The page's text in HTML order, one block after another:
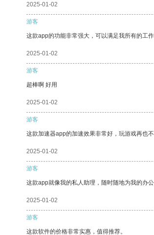
2025-01-02
游客
这款app的功能非常强大，可以满足我所有的工
2025-01-02
游客
超棒啊 好用
2025-01-02
游客
这款加速器app的加速效果非常好，玩游戏再也
2025-01-02
游客
这款app就像我的私人助理，随时随地为我的办
2025-01-02
游客
这款软件的价格非常实惠，值得推荐。